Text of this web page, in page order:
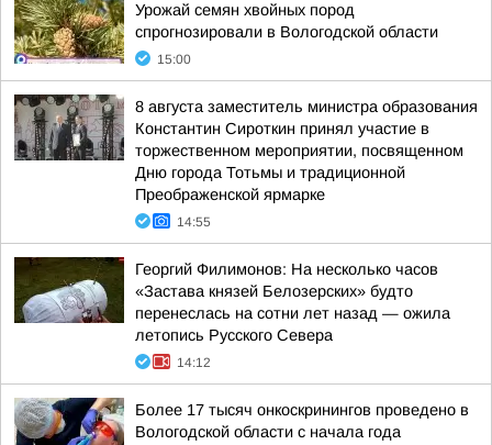
Урожай семян хвойных пород
спрогнозировали в Вологодской области
15:00
8 августа заместитель министра образования
Константин Сироткин принял участие в
торжественном мероприятии, посвященном
Дню города Тотьмы и традиционной
Преображенской ярмарке
14:55
Георгий Филимонов: На несколько часов
«Застава князей Белозерских» будто
перенеслась на сотни лет назад — ожила
летопись Русского Севера
14:12
Более 17 тысяч онкоскринингов проведено в
Вологодской области с начала года